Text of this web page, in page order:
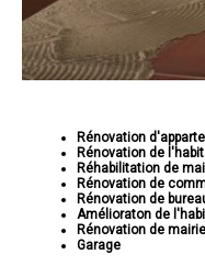
Rénovation
Rénovation de
Réhabilitation de
Rénovation de
Rénovation de
Amélioraton de
Rénovation de mairie
Garage